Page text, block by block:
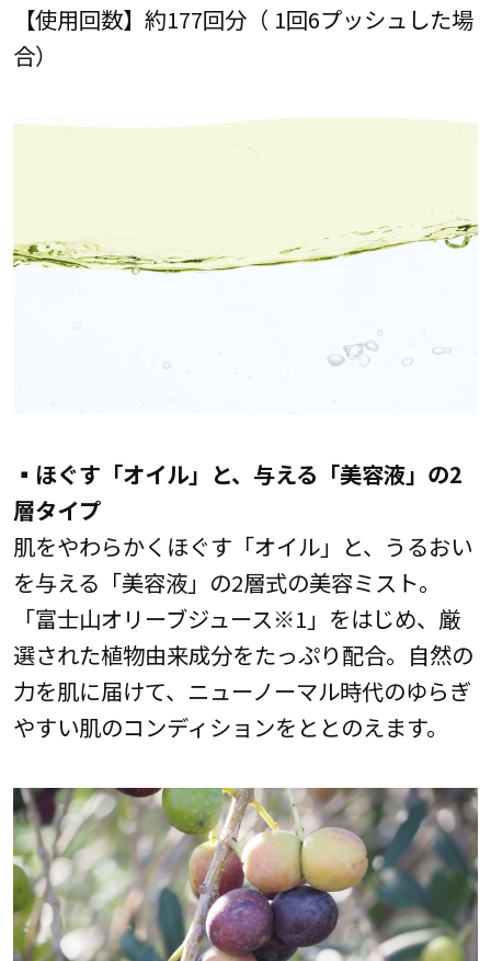
【使用回数】約177回分（ 1回6プッシュした場
合）
▪ほぐす「オイル」と、与える「美容液」の2
層タイプ
肌をやわらかくほぐす「オイル」と、うるおい
を与える「美容液」の2層式の美容ミスト。
「富士山オリーブジュース※1」をはじめ、厳
選された植物由来成分をたっぷり配合。自然の
力を肌に届けて、ニューノーマル時代のゆらぎ
やすい肌のコンディションをととのえます。